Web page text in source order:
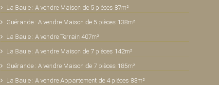
La Baule : A vendre Maison de 5 pièces 87m²
Guérande : A vendre Maison de 5 pièces 138m²
La Baule : A vendre Terrain 407m²
La Baule : A vendre Maison de 7 pièces 142m²
Guérande : A vendre Maison de 7 pièces 185m²
La Baule : A vendre Appartement de 4 pièces 83m²